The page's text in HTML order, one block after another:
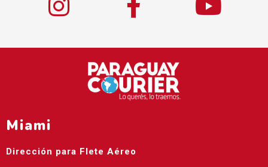
Miami
Dirección para Flete Aéreo